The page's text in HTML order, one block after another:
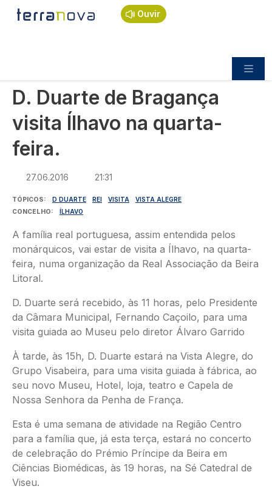
Passar para o conteúdo principal
Ouvir
Navegação estrutural
Início
Política
D. Duarte de Bragança visita Ílhavo na quarta-
D. Duarte de Bragança
visita Ílhavo na quarta-
feira.
27.06.2016 21:31
TÓPICOS D DUARTE REI VISITA
VISTA ALEGRE
CONCELHO
ÍLHAVO
A família real portuguesa, assim entendida pelos
monárquicos, vai estar de visita a Ílhavo, na quarta-
feira, numa organização da Real Associação da Beira
Litoral.
D. Duarte será recebido, às 11 horas, pelo Presidente
da Câmara Municipal, Fernando Caçoilo, para uma
visita guiada ao Museu pelo diretor Álvaro Garrido
À tarde, às 15h, D. Duarte estará na Vista Alegre, do
Grupo Visabeira, para uma visita guiada à fábrica, ao
seu novo Museu, Hotel, loja, teatro e Capela de
Nossa Senhora da Penha de França.
Esta é uma semana de atividade na Região Centro
para a família que, já esta terça, estará no concerto
de celebração do Prémio Príncipe da Beira em
Ciências Biomédicas, às 19 horas, na Sé Catedral de
Viseu.